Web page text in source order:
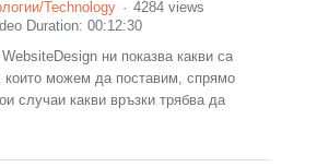
Technology
4284 views
Duration: 00:12:30
ни показва какви са
които можем да поставим, спрямо
случаи какви връзки трябва да